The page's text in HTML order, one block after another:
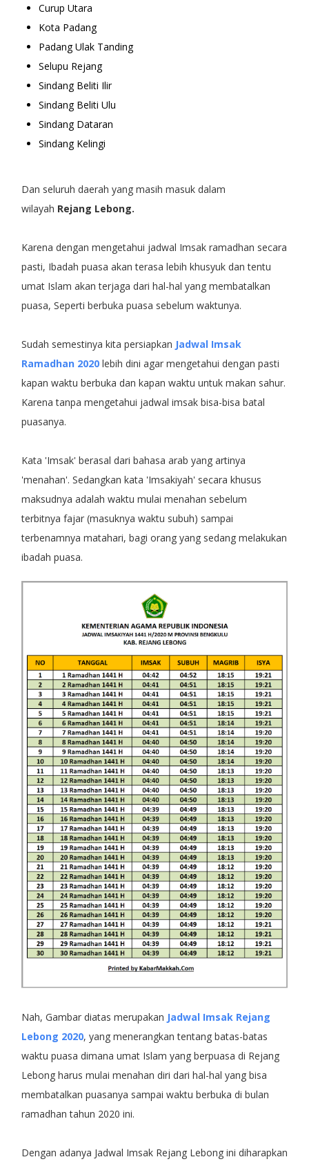
Curup Utara
Kota Padang
Padang Ulak Tanding
Selupu Rejang
Sindang Beliti Ilir
Sindang Beliti Ulu
Sindang Dataran
Sindang Kelingi
Dan seluruh daerah yang masih masuk dalam
wilayah Rejang Lebong.
Karena dengan mengetahui jadwal Imsak ramadhan secara
pasti, Ibadah puasa akan terasa lebih khusyuk dan tentu
umat Islam akan terjaga dari hal-hal yang membatalkan
puasa, Seperti berbuka puasa sebelum waktunya.
Sudah semestinya kita persiapkan Jadwal Imsak
Ramadhan 2020lebih dini agar mengetahui dengan pasti
kapan waktu berbuka dan kapan waktu untuk makan sahur.
Karena tanpa mengetahui jadwal imsak bisa-bisa batal
puasanya.
Kata 'Imsak' berasal dari bahasa arab yang artinya
'menahan'. Sedangkan kata 'Imsakiyah' secara khusus
maksudnya adalah waktu mulai menahan sebelum
terbitnya fajar (masuknya waktu subuh) sampai
terbenamnya matahari, bagi orang yang sedang melakukan
ibadah puasa.
Nah, Gambar diatas merupakan Jadwal Imsak Rejang
Lebong 2020, yang menerangkan tentang batas-batas
waktu puasa dimana umat Islam yang berpuasa di Rejang
Lebong harus mulai menahan diri dari hal-hal yang bisa
membatalkan puasanya sampai waktu berbuka di bulan
ramadhan tahun 2020 ini.
Dengan adanya Jadwal Imsak Rejang Lebong ini diharapkan